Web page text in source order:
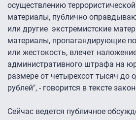
осуществлению
материалы, публично
или другие экстремистские
материалы, пропагандирующие
или жестокость, влечет
административного штрафа на
размере от четырехсот тысяч до
рублей", - говорится в тексте
Сейчас ведется публичное